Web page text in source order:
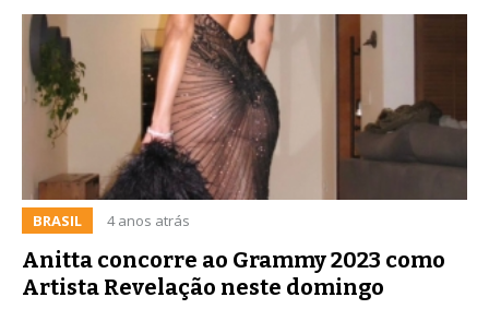
BRASIL 4 anos atrás
Anitta concorre ao Grammy 2023 como
Artista Revelação neste domingo